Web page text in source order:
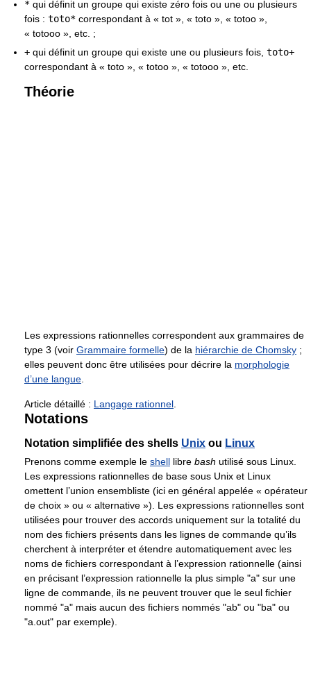
* qui définit un groupe qui existe zéro fois ou une ou plusieurs
fois : toto* correspondant à « tot », « toto », « totoo »,
« totooo », etc. ;
+ qui définit un groupe qui existe une ou plusieurs fois, toto+
correspondant à « toto », « totoo », « totooo », etc.
Théorie
Les expressions rationnelles correspondent aux grammaires de
type 3 (voir Grammaire formelle) de la hiérarchie de Chomsky ;
elles peuvent donc être utilisées pour décrire la morphologie
d’une langue.
Article détaillé : Langage rationnel.
Notations
Notation simplifiée des shells Unix ou Linux
Prenons comme exemple le shell libre bash utilisé sous Linux.
Les expressions rationnelles de base sous Unix et Linux
omettent l’union ensembliste (ici en général appelée « opérateur
de choix » ou « alternative »). Les expressions rationnelles sont
utilisées pour trouver des accords uniquement sur la totalité du
nom des fichiers présents dans les lignes de commande qu’ils
cherchent à interpréter et étendre automatiquement avec les
noms de fichiers correspondant à l’expression rationnelle (ainsi
en précisant l’expression rationnelle la plus simple "a" sur une
ligne de commande, ils ne peuvent trouver que le seul fichier
nommé "a" mais aucun des fichiers nommés "ab" ou "ba" ou
"a.out" par exemple).